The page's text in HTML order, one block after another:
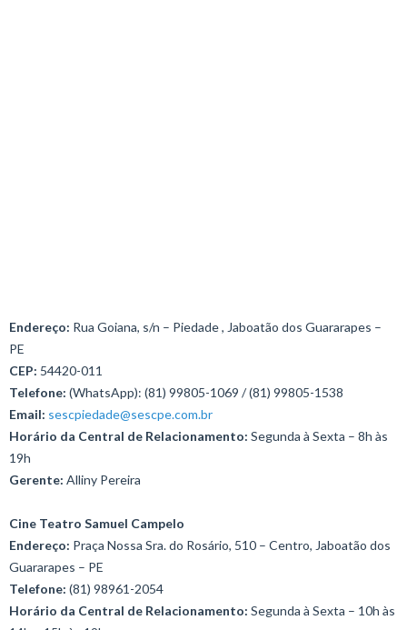
Endereço: Rua Goiana, s/n – Piedade , Jaboatão dos Guararapes –
PE
CEP: 54420-011
Telefone: (WhatsApp): (81) 99805-1069 / (81) 99805-1538
Email: sescpiedade@sescpe.com.br
Horário da Central de Relacionamento: Segunda à Sexta – 8h às
19h
Gerente: Alliny Pereira
Cine Teatro Samuel Campelo
Endereço: Praça Nossa Sra. do Rosário, 510 – Centro, Jaboatão dos
Guararapes – PE
Telefone: (81) 98961-2054
Horário da Central de Relacionamento: Segunda à Sexta – 10h às